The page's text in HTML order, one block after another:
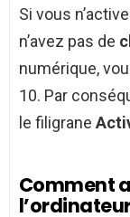
Si vous
n’avez pas de
numérique,
10. Par
le filigrane
Comment